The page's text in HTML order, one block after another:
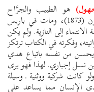
هو الطبيب والجرَّاح
الفرنسي Alexis Carrel، ولد في ليون (1873)، ومات في باريس
إلى النازية. ولم يكن
وفكرته في الكتاب ترتكز
من نفسه باتباع هدي
نسل إجباري. لهذا فهو يرى
كانت شركية ووثنية ـ وسيلة
الإنسان مما يساعد على